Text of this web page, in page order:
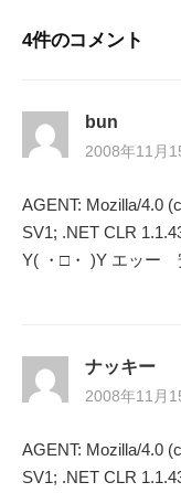
ビ
ー
シ
ョ
ン
4件のコメント
bun
2008年11月
AGENT: Mozilla/4.0
SV1; .NET CLR
Y( ・□・ )Y エッー
ナッキー
2008年11月
AGENT: Mozilla/4.0
SV1; .NET CLR